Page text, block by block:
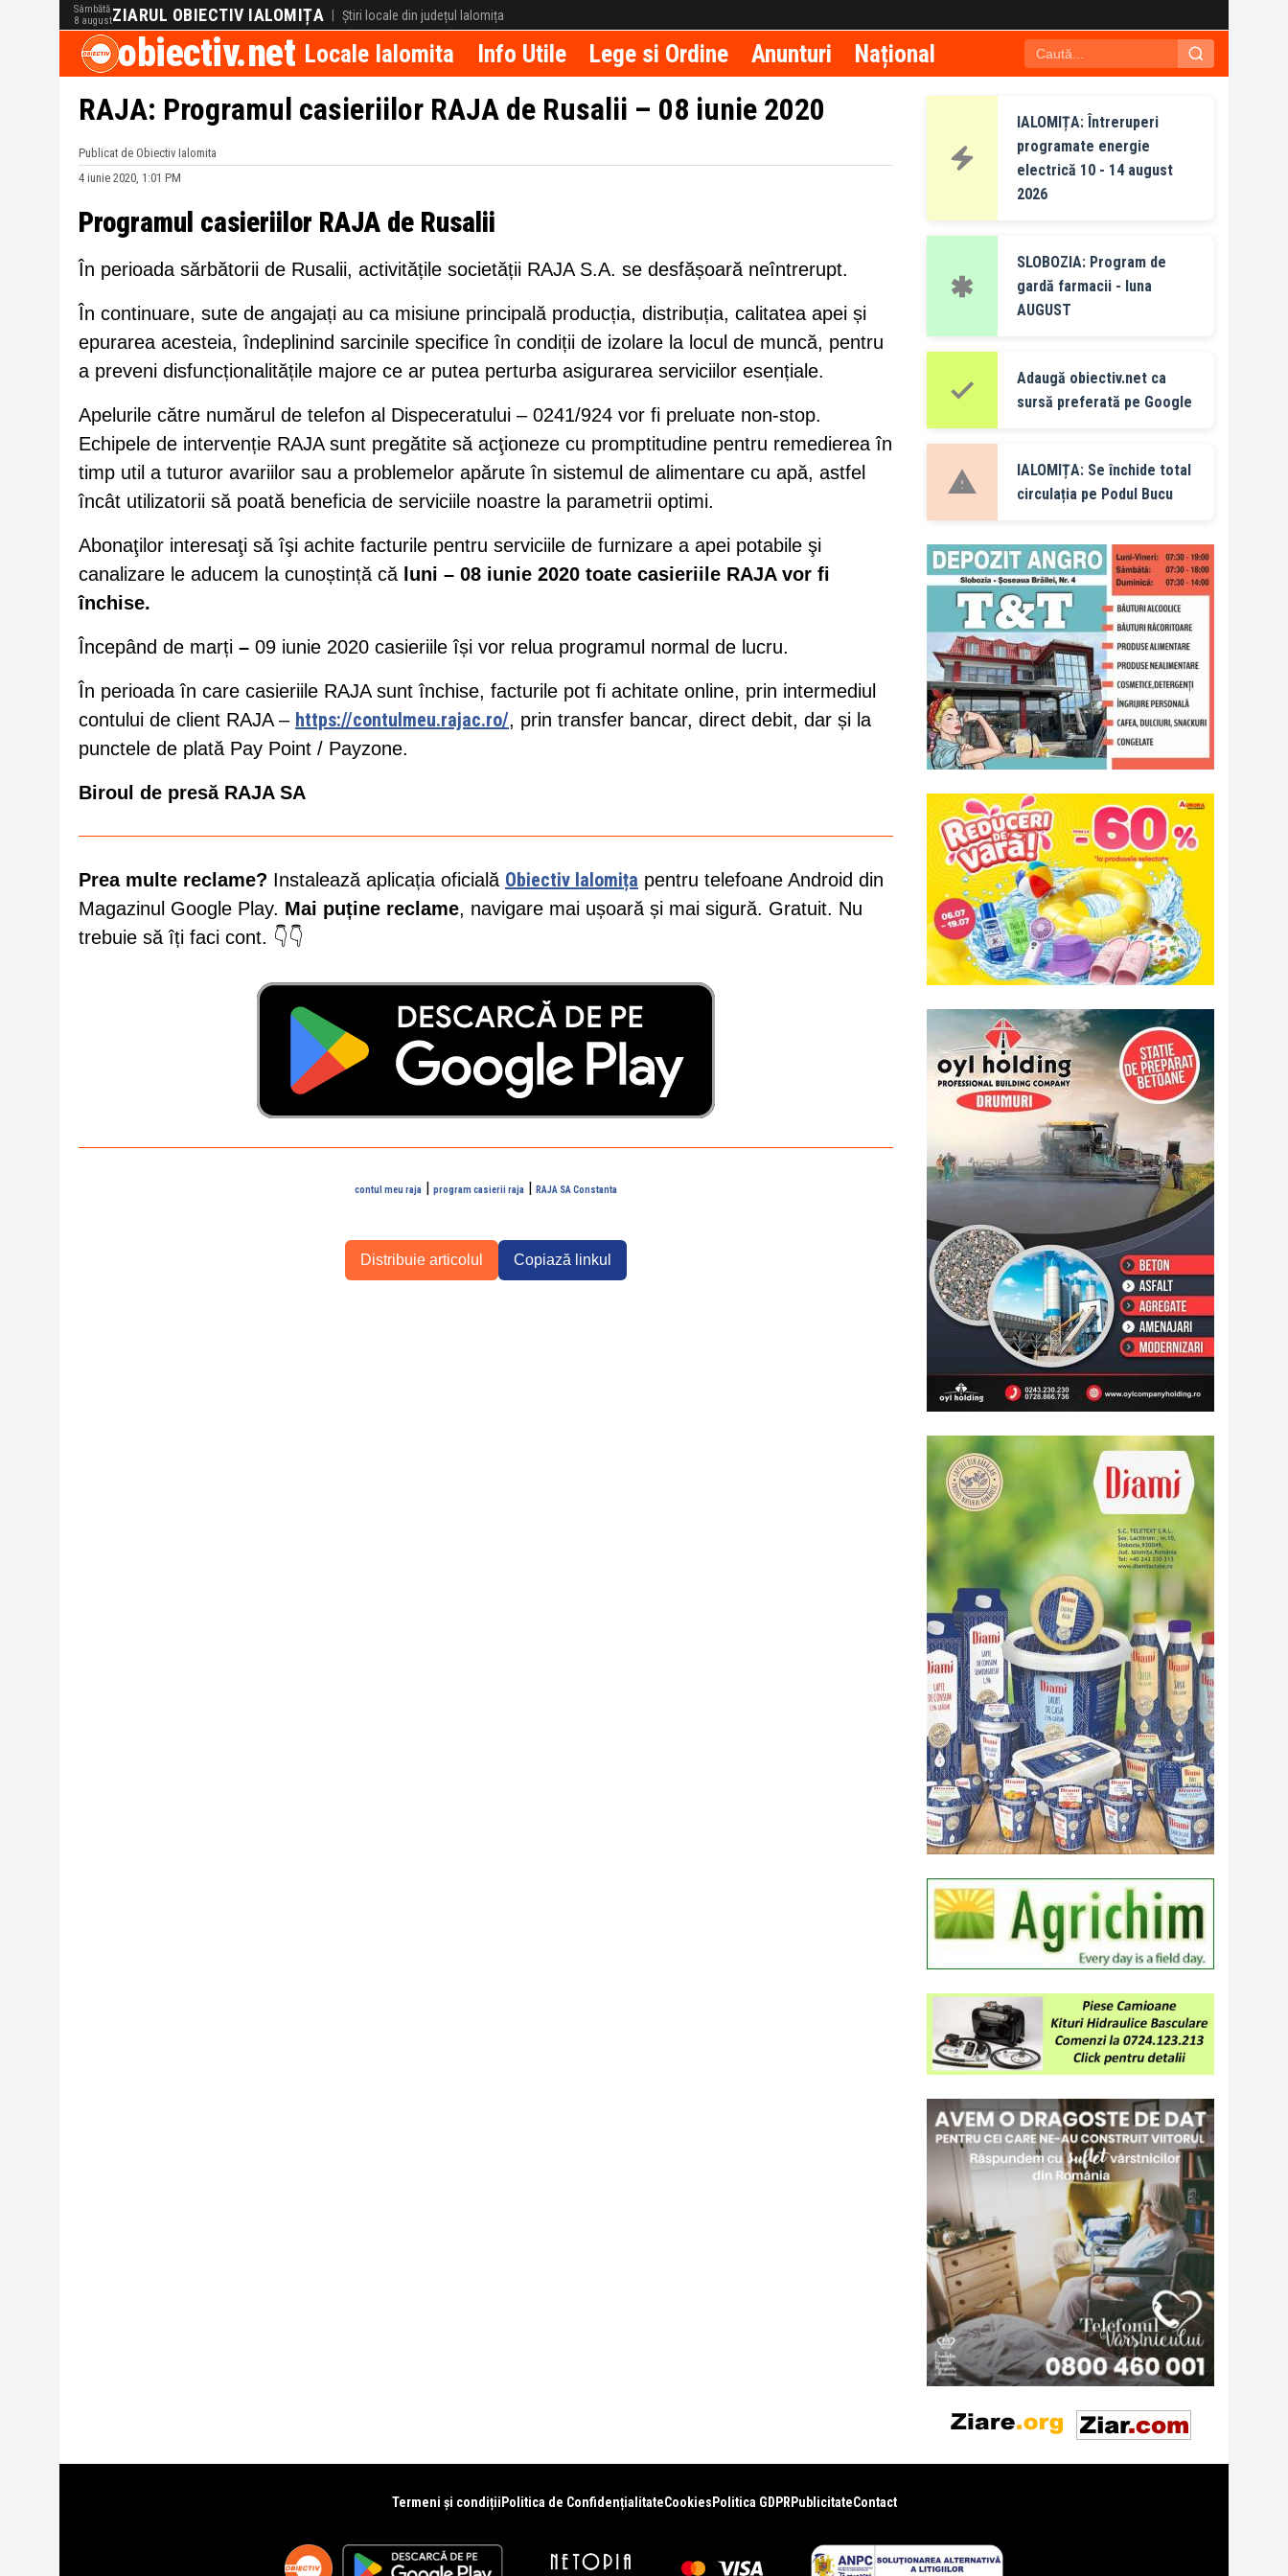
Sâmbătă
8 augustZIARUL OBIECTIV IALOMIȚA | Știri locale din județul Ialomița
obiectiv.net Locale Ialomita Info Utile Lege si Ordine Anunturi Național
RAJA: Programul casieriilor RAJA de Rusalii – 08 iunie 2020
Publicat de Obiectiv Ialomita
4 iunie 2020, 1:01 PM
Programul casieriilor RAJA de Rusalii
În perioada sărbătorii de Rusalii, activitățile societății RAJA S.A. se desfășoară neîntrerupt.
În continuare, sute de angajați au ca misiune principală producția, distribuția, calitatea apei și
epurarea acesteia, îndeplinind sarcinile specifice în condiții de izolare la locul de muncă, pentru
a preveni disfuncționalitățile majore ce ar putea perturba asigurarea serviciilor esențiale.
Apelurile către numărul de telefon al Dispeceratului – 0241/924 vor fi preluate non-stop.
Echipele de intervenție RAJA sunt pregătite să acţioneze cu promptitudine pentru remedierea în
timp util a tuturor avariilor sau a problemelor apărute în sistemul de alimentare cu apă, astfel
încât utilizatorii să poată beneficia de serviciile noastre la parametrii optimi.
Abonaţilor interesaţi să îşi achite facturile pentru serviciile de furnizare a apei potabile şi
canalizare le aducem la cunoștință că luni – 08 iunie 2020 toate casieriile RAJA vor fi
închise.
Începând de marți – 09 iunie 2020 casieriile își vor relua programul normal de lucru.
În perioada în care casieriile RAJA sunt închise, facturile pot fi achitate online, prin intermediul
contului de client RAJA – https://contulmeu.rajac.ro/, prin transfer bancar, direct debit, dar și la
punctele de plată Pay Point / Payzone.
Biroul de presă RAJA SA
Prea multe reclame? Instalează aplicația oficială Obiectiv Ialomița pentru telefoane Android din
Magazinul Google Play. Mai puține reclame, navigare mai ușoară și mai sigură. Gratuit. Nu
trebuie să îți faci cont. 👇👇
contul meu raja | program casierii raja | RAJA SA Constanta
Distribuie articolul Copiază linkul
IALOMIȚA: Întreruperi
programate energie
electrică 10 - 14 august
2026
SLOBOZIA: Program de
gardă farmacii - luna
AUGUST
Adaugă obiectiv.net ca
sursă preferată pe Google
IALOMIȚA: Se închide total
circulația pe Podul Bucu
Termeni și condiții Politica de ConfidențialitateCookies Politica GDPR PublicitateContact